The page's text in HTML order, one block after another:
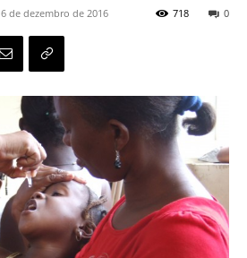
6 de dezembro de 2016 0
718